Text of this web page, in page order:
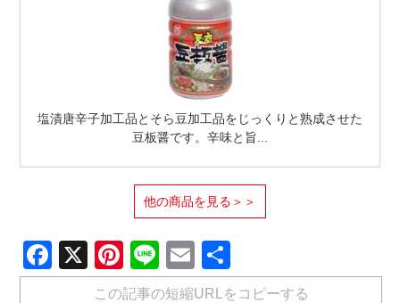
塩漬唐辛子加工品とそら豆加工品をじっくりと熟成させた
豆板醤です。辛味と旨...
他の商品を見る＞＞
Facebook
X Pinterest
LineEmail
有
この記事の短縮URLをコピーする